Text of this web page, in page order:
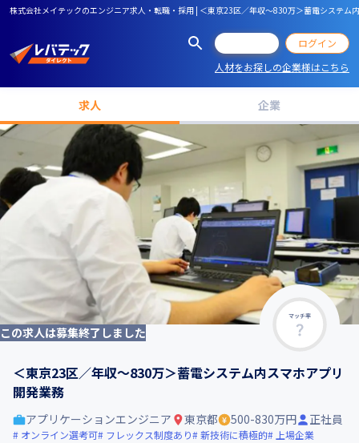
株式会社メイテックのエンジニア求人・転職・採用 | ＜東京23区／年収～830万＞蓄電システム
ログイン
人材をお探しの企業様はこちら
求人 企業
マッチ率
この求人は募集終了しました
＜東京23区／年収～830万＞蓄電システム内スマホアプリ
開発業務
アプリケーションエンジニア 東京都 500-830万円 正社員
オンライン選考可 フレックス制度あり 新技術に積極的 上場企業